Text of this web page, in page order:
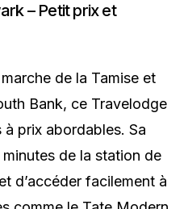
– Petit prix et
de la Tamise et
Bank, ce Travelodge
prix abordables. Sa
de la station de
d’accéder facilement à